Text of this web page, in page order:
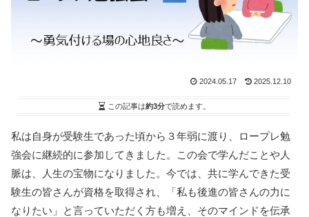
2024.05.17 2025.12.10
この記事は約3分で読めます。
私は自身が受験生であった頃から３年弱に渡り、ロープレ勉
強会に継続的に参加してきました。この会で学んだことや人
脈は、人生の宝物になりました。今では、共に学んできた受
験生の皆さんが資格を取得され、「私も後進の皆さんの力に
なりたい」と言っていただく方も増え、そのマインドを伝承